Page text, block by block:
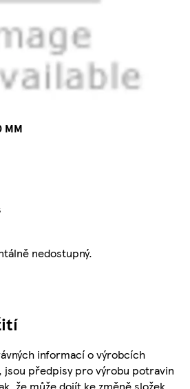
MM
nedostupný.
informací o výrobcích
jsou předpisy pro výrobu potravin
že může dojít ke změně složek